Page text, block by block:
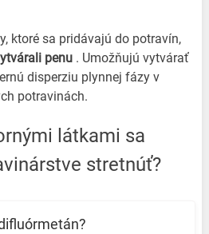
ktoré sa pridávajú do potravín,
penu. Umožňujú vytvárať
disperziu plynnej fázy v
potravinách.
stretnúť?